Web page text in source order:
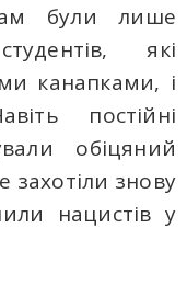
були лише
які
канапками, і
постійні
обіцяний
захотіли знову
нацистів у